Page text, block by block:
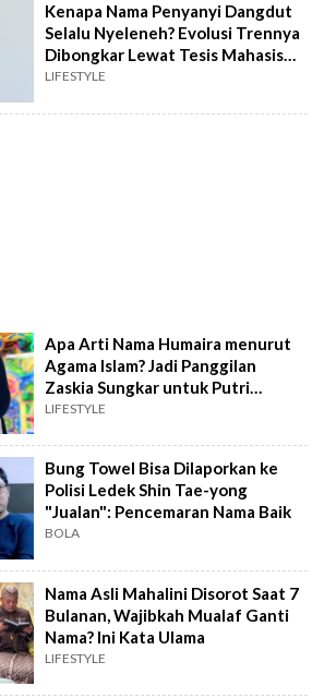
Kenapa Nama Penyanyi Dangdut
Selalu Nyeleneh? Evolusi Trennya
Dibongkar Lewat Tesis Mahasiswa
Ini
LIFESTYLE
Apa Arti Nama Humaira menurut
Agama Islam? Jadi Panggilan
Zaskia Sungkar untuk Putri
Barunya
LIFESTYLE
Bung Towel Bisa Dilaporkan ke
Polisi Ledek Shin Tae-yong
"Jualan": Pencemaran Nama Baik
BOLA
Nama Asli Mahalini Disorot Saat 7
Bulanan, Wajibkah Mualaf Ganti
Nama? Ini Kata Ulama
LIFESTYLE